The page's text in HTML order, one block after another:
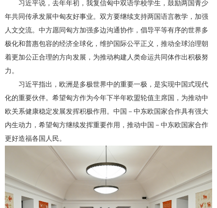
习近平说，去年年初，我复信匈中双语学校学生，鼓励两国青少
年共同传承发展中匈友好事业。双方要继续支持两国语言教学，加强
人文交流。中方愿同匈方加强多边沟通协作，倡导平等有序的世界多
极化和普惠包容的经济全球化，维护国际公平正义，推动全球治理朝
着更加公正合理的方向发展，为推动构建人类命运共同体作出积极努
力。
习近平指出，欧洲是多极世界中的重要一极，是实现中国式现代
化的重要伙伴。希望匈方作为今年下半年欧盟轮值主席国，为推动中
欧关系健康稳定发展发挥积极作用。中国－中东欧国家合作具有强大
内生动力，希望匈方继续发挥重要作用，推动中国－中东欧国家合作
更好造福各国人民。